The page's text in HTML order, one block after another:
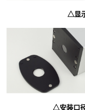
△显
△安装口